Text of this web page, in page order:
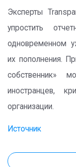
Эксперты
упростить
одновременном
их пополнения.
собственник»
иностранцев,
организации.
Источник